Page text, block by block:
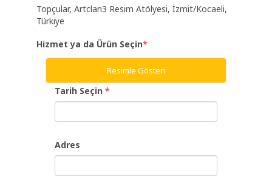
ÜcretsizTopçular, Artclan3 Resim Atölyesi, İzmit/Kocaeli,
Türkiye
Hizmet ya da Ürün Seçin*
Resimle Gösteri
Tarih Seçin *
Adres